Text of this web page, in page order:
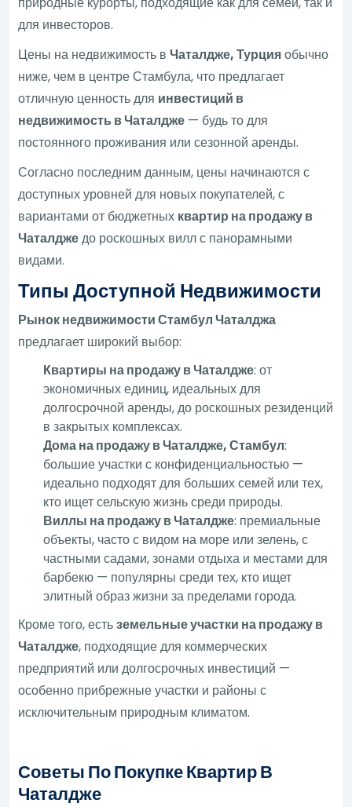
для инвесторов.
Цены на недвижимость вЧаталдже, Турцияобычно
ниже, чем в центре Стамбула, что предлагает
отличную ценность для инвестиций в
недвижимость в Чаталдже — будь то для
постоянного проживания или сезонной аренды.
Согласно последним данным, цены начинаются с
доступных уровней для новых покупателей, с
вариантами от бюджетных квартир на продажу в
Чаталджедо роскошных вилл с панорамными
видами.
Типы Доступной Недвижимости
Рынок недвижимости Стамбул Чаталджа
предлагает широкий выбор:
Квартиры на продажу в Чаталдже: от
экономичных единиц, идеальных для
долгосрочной аренды, до роскошных резиденций
в закрытых комплексах.
Дома на продажу в Чаталдже, Стамбул:
большие участки с конфиденциальностью —
идеально подходят для больших семей или тех,
кто ищет сельскую жизнь среди природы.
Виллы на продажу в Чаталдже: премиальные
объекты, часто с видом на море или зелень, с
частными садами, зонами отдыха и местами для
барбекю — популярны среди тех, кто ищет
элитный образ жизни за пределами города.
Кроме того, естьземельные участки на продажу в
Чаталдже, подходящие для коммерческих
предприятий или долгосрочных инвестиций —
особенно прибрежные участки и районы с
исключительным природным климатом.
Советы По Покупке Квартир В
Чаталдже